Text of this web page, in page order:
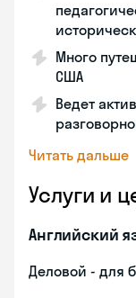
Много
США
Ведет
Читать дальше
Услуги и
Английский
Деловой - для